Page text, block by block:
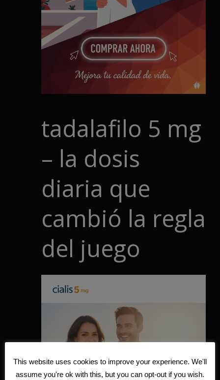
tadalafilo 5 mg
– la dosis
diaria que
cambió la regla
del juego
This website uses cookies to improve your experience. We'll
assume you're ok with this, but you can opt-out if you wish.